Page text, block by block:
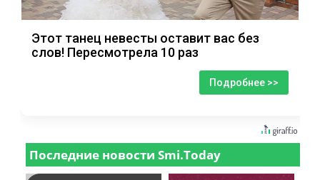
Этот танец невесты оставит вас без
слов! Пересмотрела 10 раз
Подробнее >>